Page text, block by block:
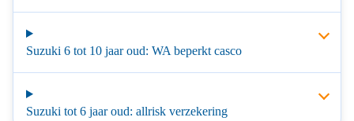
Suzuki 6 tot 10 jaar oud: WA beperkt casco
Suzuki tot 6 jaar oud: allrisk verzekering